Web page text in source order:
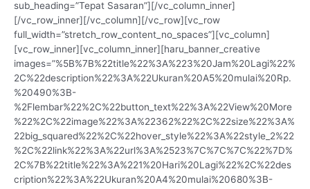
sub_heading=”Tepat Sasaran”][/vc_column_inner]
[/vc_row_inner][/vc_column][/vc_row][vc_row
full_width=”stretch_row_content_no_spaces”][vc_column]
[vc_row_inner][vc_column_inner][haru_banner_creative
images=”%5B%7B%22title%22%3A%223%20Jam%20Lagi%22%
2C%22description%22%3A%22Ukuran%20A5%20mulai%20Rp.
%20490%3B-
%2Flembar%22%2C%22button_text%22%3A%22View%20More
%22%2C%22image%22%3A%22362%22%2C%22size%22%3A%
22big_squared%22%2C%22hover_style%22%3A%22style_2%22
%2C%22link%22%3A%22url%3A%2523%7C%7C%7C%22%7D%
2C%7B%22title%22%3A%221%20Hari%20Lagi%22%2C%22des
cription%22%3A%22Ukuran%20A4%20mulai%20680%3B-